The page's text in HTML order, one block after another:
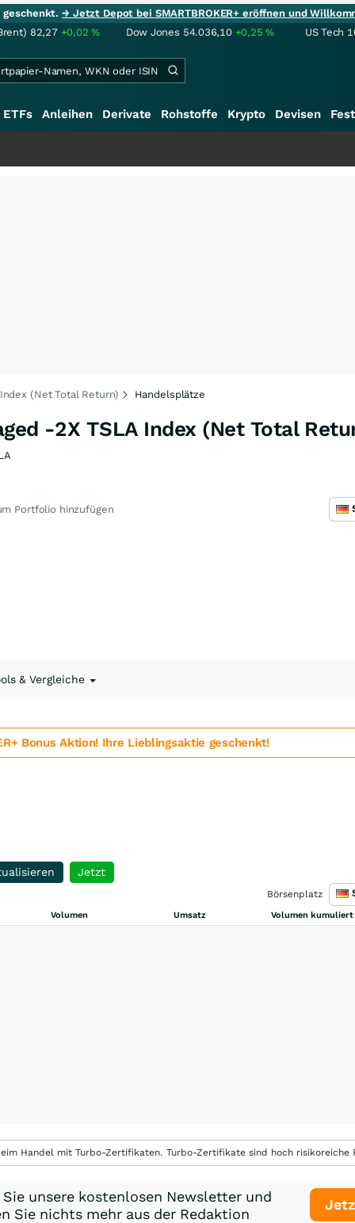
geschenkt.→ Jetzt Depot bei SMARTBROKER+ eröffnen und
82,27 +0,02% Dow Jones 54.036,10 +0,25% US Tech
ETFs Anleihen Derivate Rohstoffe Krypto Devisen
(Net Total Return) Handelsplätze
-2X TSLA Index (Net Total
Portfolio hinzufügen
& Vergleiche
Bonus Aktion! Ihre Lieblingsaktie geschenkt!
Jetzt
Börsenplatz
Volumen Umsatz Volumen kumuliert
Handel mit Turbo-Zertifikaten. Turbo-Zertifikate sind hoch
unsere kostenlosen Newsletter und
Sie nichts mehr aus der Redaktion